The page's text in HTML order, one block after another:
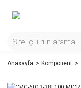
Anasayfa Komponent